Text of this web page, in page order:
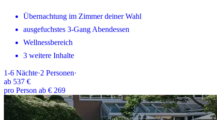
Übernachtung im Zimmer deiner Wahl
ausgefuchstes 3-Gang Abendessen
Wellnessbereich
3 weitere Inhalte
1-6 Nächte·2 Personen·
ab 537 €
pro Person ab € 269